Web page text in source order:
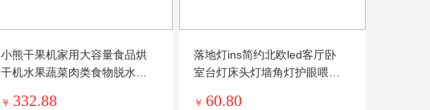
小熊干果机家用大容量食品烘
干机水果蔬菜肉类食物脱水风
￥ 332.88
落地灯ins简约北欧led客厅卧
室台灯床头灯墙角灯护眼喂奶
￥ 60.80